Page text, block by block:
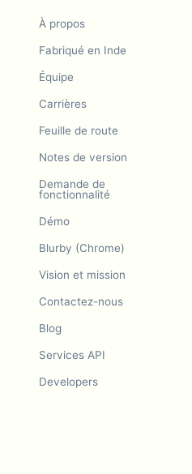
À propos
Fabriqué en Inde
Équipe
Carrières
Feuille de route
Notes de version
Demande de
fonctionnalité
Démo
Blurby (Chrome)
Vision et mission
Contactez-nous
Blog
Services API
Developers